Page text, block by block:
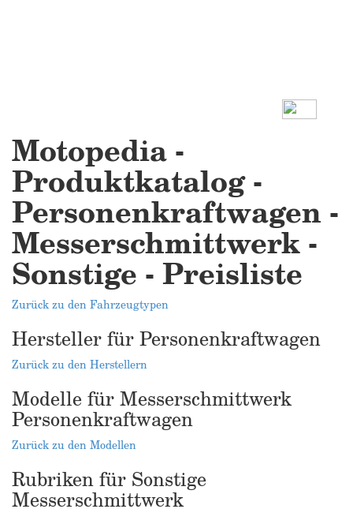
Motopedia -
Produktkatalog -
Personenkraftwagen -
Messerschmittwerk -
Sonstige - Preisliste
Zurück zu den Fahrzeugtypen
Hersteller für Personenkraftwagen
Zurück zu den Herstellern
Modelle für Messerschmittwerk
Personenkraftwagen
Zurück zu den Modellen
Rubriken für Sonstige
Messerschmittwerk